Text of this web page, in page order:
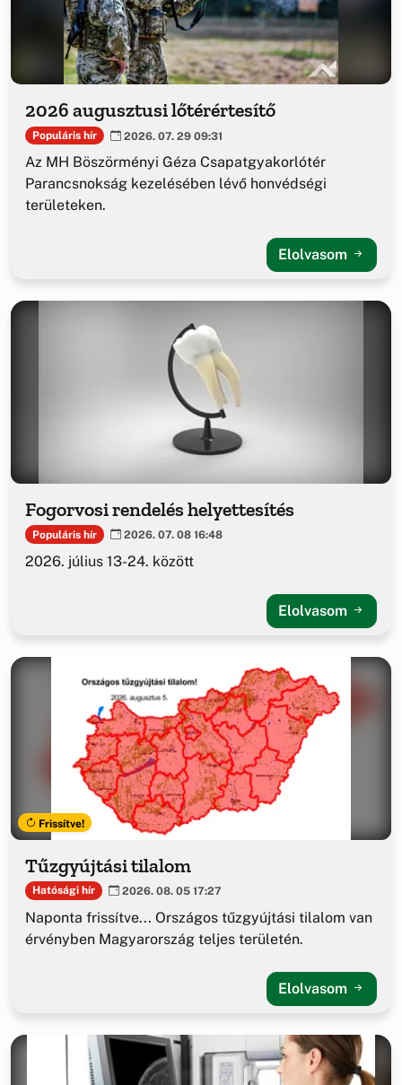
2026 augusztusi lőtérértesítő
Populáris hír 2026. 07. 29 09:31
Az MH Böszörményi Géza Csapatgyakorlótér
Parancsnokság kezelésében lévő honvédségi
területeken.
Elolvasom
Fogorvosi rendelés helyettesítés
Populáris hír 2026. 07. 08 16:48
2026. július 13-24. között
Elolvasom
Frissítve!
Tűzgyújtási tilalom
Hatósági hír 2026. 08. 05 17:27
Naponta frissítve... Országos tűzgyújtási tilalom van
érvényben Magyarország teljes területén.
Elolvasom